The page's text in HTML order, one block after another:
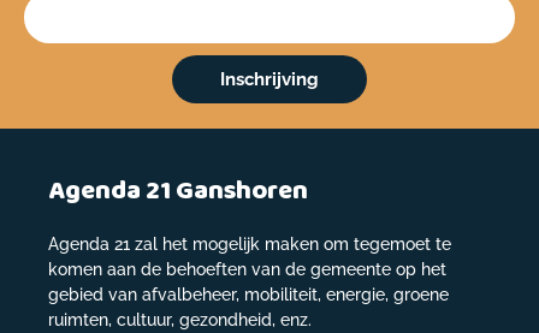
Inschrijving
Agenda 21 Ganshoren
Agenda 21 zal het mogelijk maken om tegemoet te
komen aan de behoeften van de gemeente op het
gebied van afvalbeheer, mobiliteit, energie, groene
ruimten, cultuur, gezondheid, enz.